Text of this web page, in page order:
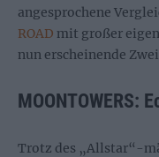
angesprochene
ROAD mit großer
nun erscheinende
MOONTOWERS:
Trotz des „Allstar“-